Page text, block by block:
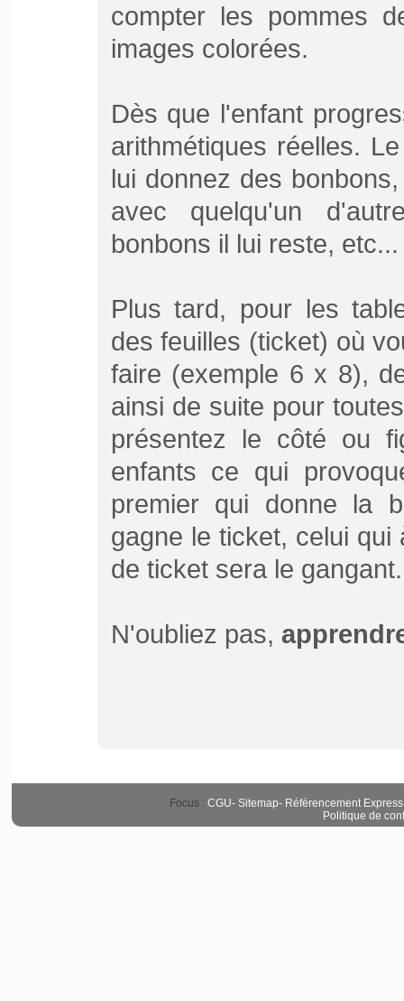
compter les pommes
images colorées.
Dès que l'enfant
arithmétiques réelles.
lui donnez des
avec quelqu'un
bonbons il lui reste, etc...
Plus tard, pour les
des feuilles (ticket) où
faire (exemple 6 x 8),
ainsi de suite pour
présentez le côté ou
enfants ce qui
premier qui donne la
gagne le ticket, celui
de ticket sera le
N'oubliez pas,
Focus : CGU- Sitemap- Référencement Express
Politique de